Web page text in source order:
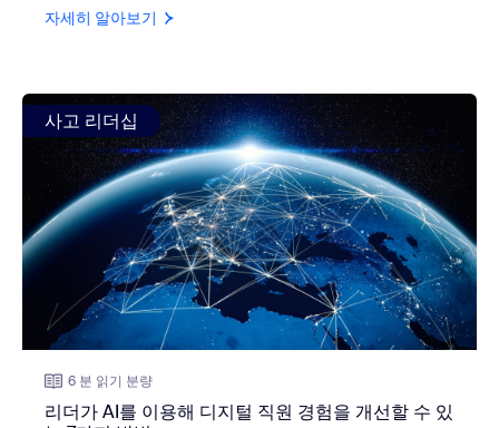
자세히 알아보기
view: 리더가 AI를 이용해 디지털 직원 경험을 개선할 수 있
사고 리더십
6 분 읽기 분량
리더가 AI를 이용해 디지털 직원 경험을 개선할 수 있